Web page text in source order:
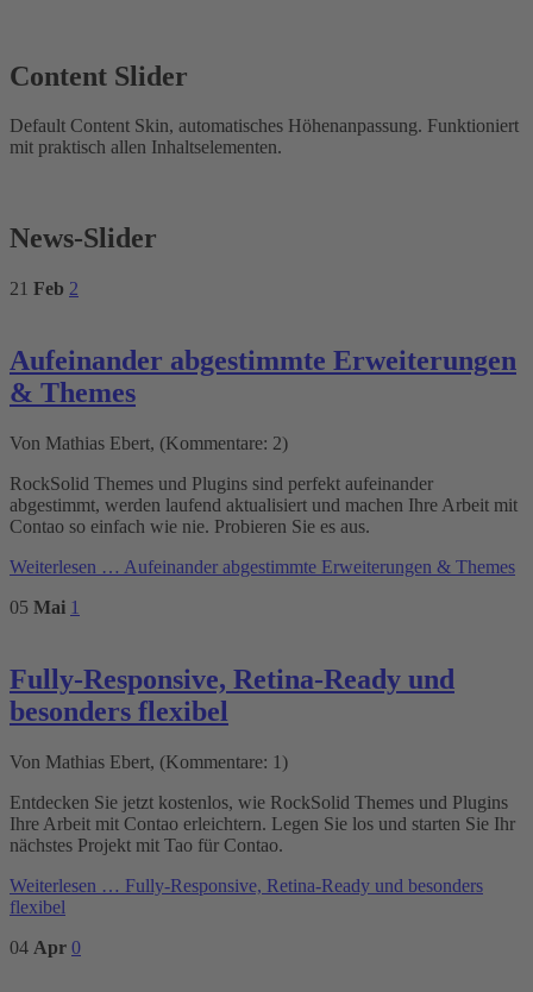
Content Slider
Default Content Skin, automatisches Höhenanpassung. Funktioniert
mit praktisch allen Inhaltselementen.
News-Slider
21 Feb 2
Aufeinander abgestimmte Erweiterungen
& Themes
Von Mathias Ebert, (Kommentare: 2)
RockSolid Themes und Plugins sind perfekt aufeinander
abgestimmt, werden laufend aktualisiert und machen Ihre Arbeit mit
Contao so einfach wie nie. Probieren Sie es aus.
Weiterlesen … Aufeinander abgestimmte Erweiterungen & Themes
05 Mai 1
Fully-Responsive, Retina-Ready und
besonders flexibel
Von Mathias Ebert, (Kommentare: 1)
Entdecken Sie jetzt kostenlos, wie RockSolid Themes und Plugins
Ihre Arbeit mit Contao erleichtern. Legen Sie los und starten Sie Ihr
nächstes Projekt mit Tao für Contao.
Weiterlesen … Fully-Responsive, Retina-Ready und besonders
flexibel
04 Apr 0